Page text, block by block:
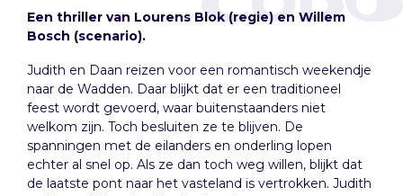
Een thriller van Lourens Blok (regie) en Willem
Bosch (scenario).
Judith en Daan reizen voor een romantisch weekendje
naar de Wadden. Daar blijkt dat er een traditioneel
feest wordt gevoerd, waar buitenstaanders niet
welkom zijn. Toch besluiten ze te blijven. De
spanningen met de eilanders en onderling lopen
echter al snel op. Als ze dan toch weg willen, blijkt dat
de laatste pont naar het vasteland is vertrokken. Judith